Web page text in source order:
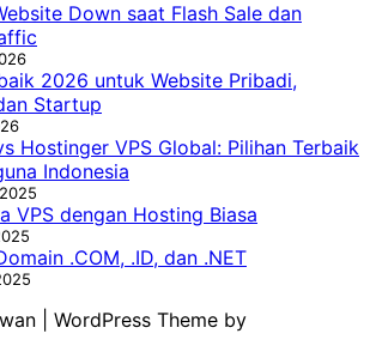
Down saat Flash Sale dan
2026 untuk Website Pribadi,
Startup
Hostinger VPS Global: Pilihan Terbaik
Indonesia
VPS dengan Hosting Biasa
.COM, .ID, dan .NET
| WordPress Theme by